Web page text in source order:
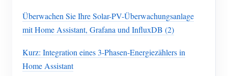
Überwachen Sie Ihre Solar-PV-Überwachungsanlage
mit Home Assistant, Grafana und InfluxDB (2)
Kurz: Integration eines 3-Phasen-Energiezählers in
Home Assistant